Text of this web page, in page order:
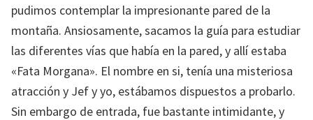
pudimos contemplar la impresionante pared de la
montaña. Ansiosamente, sacamos la guía para estudiar
las diferentes vías que había en la pared, y allí estaba
«Fata Morgana». El nombre en si, tenía una misteriosa
atracción y Jef y yo, estábamos dispuestos a probarlo.
Sin embargo de entrada, fue bastante intimidante, y